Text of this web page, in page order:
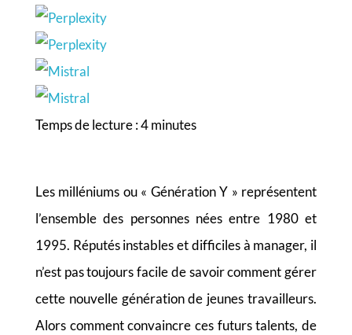
Temps de lecture :4 minutes
Les milléniums ou « Génération Y » représentent
l’ensemble des personnes nées entre 1980 et
1995. Réputés instables et difficiles à manager, il
n’est pas toujours facile de savoir comment gérer
cette nouvelle génération de jeunes travailleurs.
Alors comment convaincre ces futurs talents, de